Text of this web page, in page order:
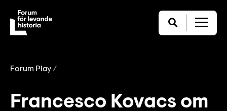
Forum Play
Francesco Kovacs om